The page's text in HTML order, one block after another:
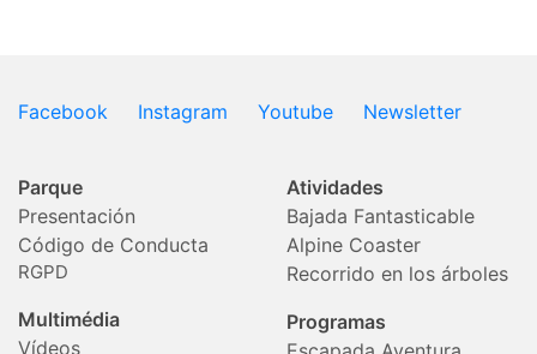
Facebook Instagram Youtube Newsletter
Parque
Presentación
Código de Conducta
RGPD
Multimédia
Vídeos
Atividades
Bajada Fantasticable
Alpine Coaster
Recorrido en los árboles
Programas